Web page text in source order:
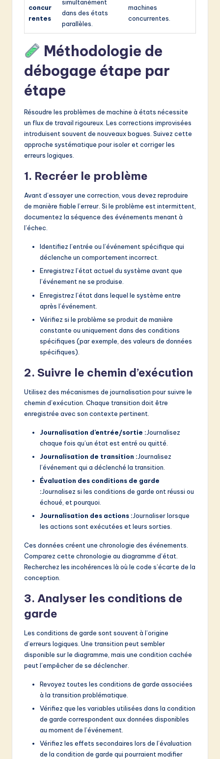
concur
rentes
simultanément
dans des états
parallèles.
machines
concurrentes.
Méthodologie de
débogage étape par
étape
Résoudre les problèmes de machine à états nécessite
un flux de travail rigoureux. Les corrections improvisées
introduisent souvent de nouveaux bogues. Suivez cette
approche systématique pour isoler et corriger les
erreurs logiques.
1. Recréer le problème
Avant d’essayer une correction, vous devez reproduire
de manière fiable l’erreur. Si le problème est intermittent,
documentez la séquence des événements menant à
l’échec.
Identifiez l’entrée ou l’événement spécifique qui
déclenche un comportement incorrect.
Enregistrez l’état actuel du système avant que
l’événement ne se produise.
Enregistrez l’état dans lequel le système entre
après l’événement.
Vérifiez si le problème se produit de manière
constante ou uniquement dans des conditions
spécifiques (par exemple, des valeurs de données
spécifiques).
2. Suivre le chemin d’exécution
Utilisez des mécanismes de journalisation pour suivre le
chemin d’exécution. Chaque transition doit être
enregistrée avec son contexte pertinent.
Journalisation d’entrée/sortie :Journalisez
chaque fois qu’un état est entré ou quitté.
Journalisation de transition :Journalisez
l’événement qui a déclenché la transition.
Évaluation des conditions de garde
:Journalisez si les conditions de garde ont réussi ou
échoué, et pourquoi.
Journalisation des actions :Journaliser lorsque
les actions sont exécutées et leurs sorties.
Ces données créent une chronologie des événements.
Comparez cette chronologie au diagramme d’état.
Recherchez les incohérences là où le code s’écarte de la
conception.
3. Analyser les conditions de
garde
Les conditions de garde sont souvent à l’origine
d’erreurs logiques. Une transition peut sembler
disponible sur le diagramme, mais une condition cachée
peut l’empêcher de se déclencher.
Revoyez toutes les conditions de garde associées
à la transition problématique.
Vérifiez que les variables utilisées dans la condition
de garde correspondent aux données disponibles
au moment de l’événement.
Vérifiez les effets secondaires lors de l’évaluation
de la condition de garde qui pourraient modifier